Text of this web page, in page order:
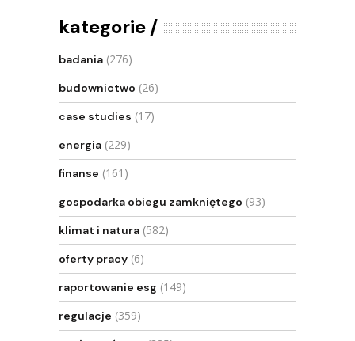
kategorie
badania (276)
budownictwo (26)
case studies (17)
energia (229)
finanse (161)
gospodarka obiegu zamkniętego (93)
klimat i natura (582)
oferty pracy (6)
raportowanie esg (149)
regulacje (359)